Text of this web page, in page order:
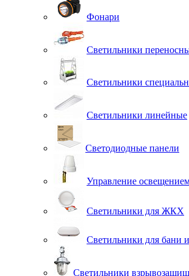
Фонари
Светильники
Светильники
Светильники линейные
Светодиодные панели
Управление
Светильники для ЖКХ
Светильники для бани
Светильники